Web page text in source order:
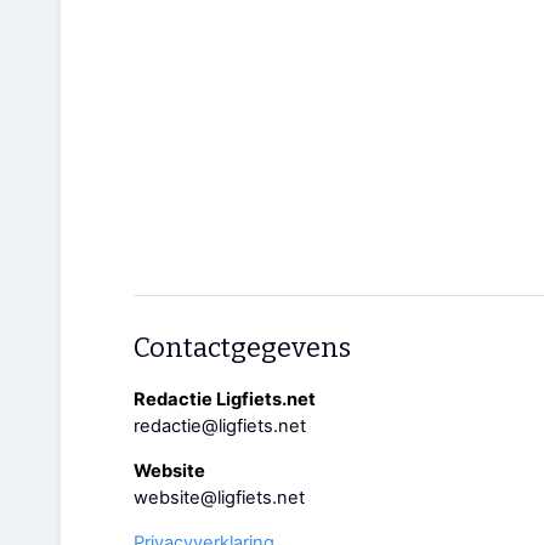
Contactgegevens
Redactie Ligfiets.net
redactie@ligfiets.net
Website
website@ligfiets.net